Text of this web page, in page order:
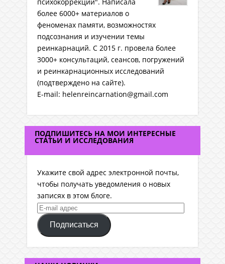
более 6000+ материалов о
феноменах памяти, возможностях
подсознания и изучении темы
реинкарнаций. C 2015 г. провела более
3000+ консультаций, сеансов, погружений
и реинкарнационных исследований
(подтверждено на сайте).
E-mail: helenreincarnation@gmail.com
ПОДПИШИТЕСЬ НА МОИ ИНТЕРЕСНЫЕ
СТАТЬИ И ИССЛЕДОВАНИЯ
Укажите свой адрес электронной почты,
чтобы получать уведомления о новых
записях в этом блоге.
E-
mail
адрес
Подписаться